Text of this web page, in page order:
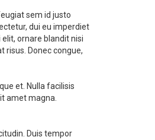
sem id justo
dui eu imperdiet
ornare blandit nisi
risus. Donec congue,
et. Nulla facilisis
amet magna.
Duis tempor